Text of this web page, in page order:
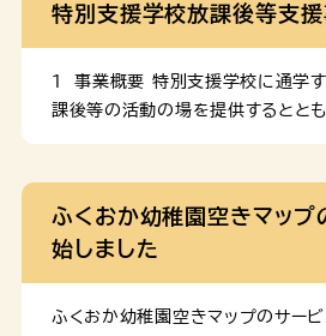
人者ともに無料。 ４．事業イメージ
立ひとり親家庭支援センター 電
8805福岡市立ひとり親家庭支援セ
ひとり親家庭情報ポータルサイト「
とサイトにジャンプします。
特別支援学校放課後等支
１ 事業概要 特別支援学校に通学す
課後等の活動の場を提供するとと
実施時間 ※日曜、祝日及び12
事業を実施しません。 （３）利用
合計が3,000円を超える場合、
円を上限とします。 （４）本事業を利
ふくおか幼稚園空きマップ
始しました
ふくおか幼稚園空きマップのサー